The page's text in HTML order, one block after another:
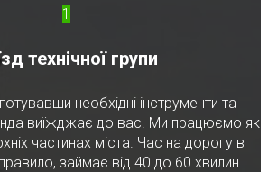
1
технічної групи
необхідні інструменти та
виїжджає до вас. Ми працюємо як
частинах міста. Час на дорогу в
займає від 40 до 60 хвилин.